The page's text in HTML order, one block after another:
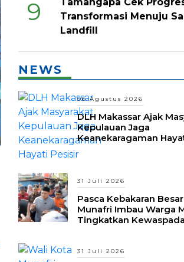
9
Transformasi Menuju
Landfill
NEWS
06 Agustus 2026
DLH Makassar Ajak
Kepulauan Jaga
Keanekaragaman
31 Juli 2026
Pasca Kebakaran
Munafri Imbau Warga
Tingkatkan
31 Juli 2026